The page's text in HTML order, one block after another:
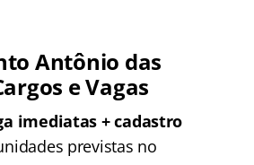
Antônio das
e Vagas
imediatas + cadastro
previstas no